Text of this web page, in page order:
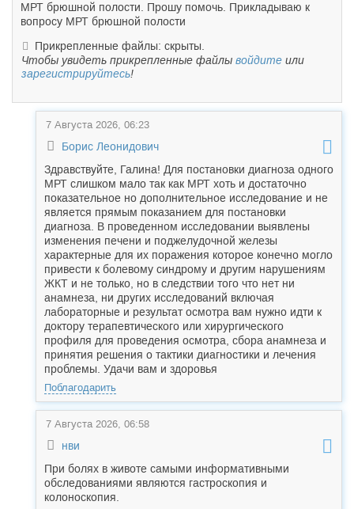
МРТ брюшной полости. Прошу помочь. Прикладываю к
вопросу МРТ брюшной полости
Прикрепленные файлы: скрыты.
Чтобы увидеть прикрепленные файлы войдите или
зарегистрируйтесь!
7 Августа 2026, 06:23
Борис Леонидович
Здравствуйте, Галина! Для постановки диагноза одного
МРТ слишком мало так как МРТ хоть и достаточно
показательное но дополнительное исследование и не
является прямым показанием для постановки
диагноза. В проведенном исследовании выявлены
изменения печени и поджелудочной железы
характерные для их поражения которое конечно могло
привести к болевому синдрому и другим нарушениям
ЖКТ и не только, но в следствии того что нет ни
анамнеза, ни других исследований включая
лабораторные и результат осмотра вам нужно идти к
доктору терапевтического или хирургического
профиля для проведения осмотра, сбора анамнеза и
принятия решения о тактики диагностики и лечения
проблемы. Удачи вам и здоровья
Поблагодарить
7 Августа 2026, 06:58
нви
При болях в животе самыми информативными
обследованиями являются гастроскопия и
колоноскопия.